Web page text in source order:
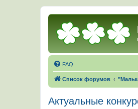
FAQ
Список форумов
Актуальные